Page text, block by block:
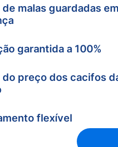
malas guardadas em
garantida a 100%
do preço dos cacifos
flexível